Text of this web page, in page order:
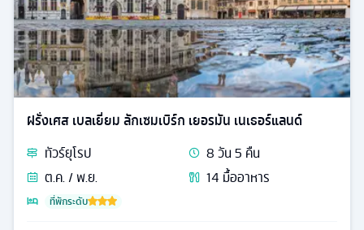
ฝรั่งเศส เบลเยี่ยม ลักเซมเบิร์ก เยอรมัน เนเธอร์แลนด์
ทัวร์ยุโรป 8วัน5 คืน
ต.ค. / พ.ย.
14 มื้ออาหาร
ที่พักระดับ